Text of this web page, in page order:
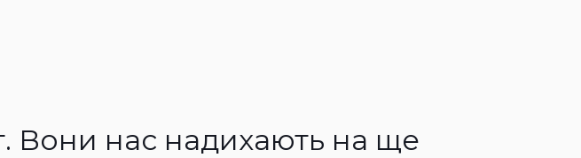
Вони нас надихають на ще